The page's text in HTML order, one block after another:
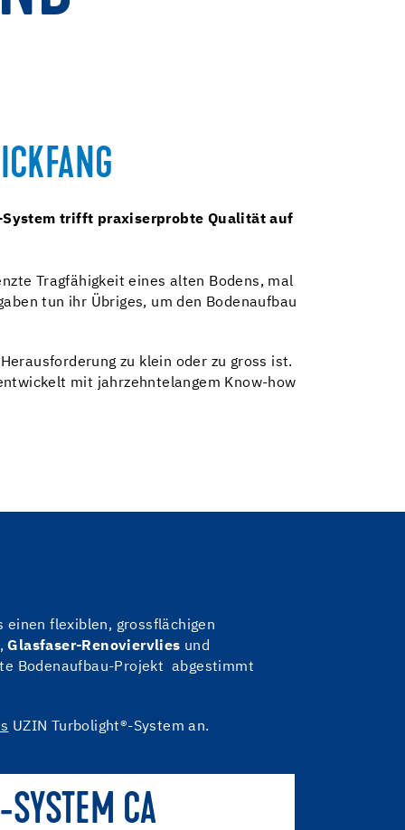
System trifft praxiserprobte Qualität auf
Tragfähigkeit eines alten Bodens, mal
tun ihr Übriges, um den Bodenaufbau
zu klein oder zu gross ist.
mit jahrzehntelangem Know-how
einen flexiblen, grossflächigen
,Glasfaser-Renoviervlies und
Bodenaufbau-Projekt abgestimmt
UZIN Turbolight®-System an.
CA